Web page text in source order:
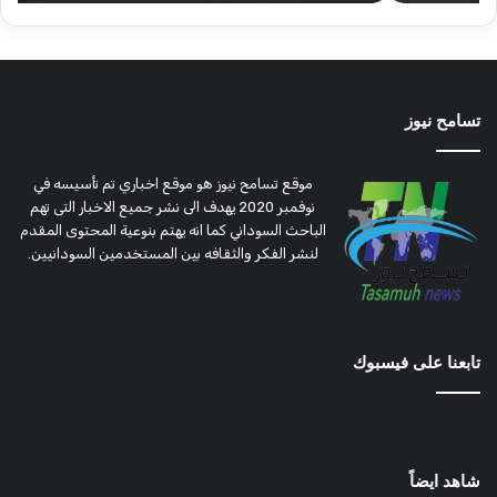
تسامح نيوز
موقع تسامح نيوز هو موقع اخباري تم تأسيسه في
نوفمبر 2020 يهدف الى نشر جميع الاخبار التى تهم
الباحث السوداني كما انه يهتم بنوعية المحتوى المقدم
لنشر الفكر والثقافه بين المستخدمين السودانيين.
تابعنا على فيسبوك
شاهد ايضاً